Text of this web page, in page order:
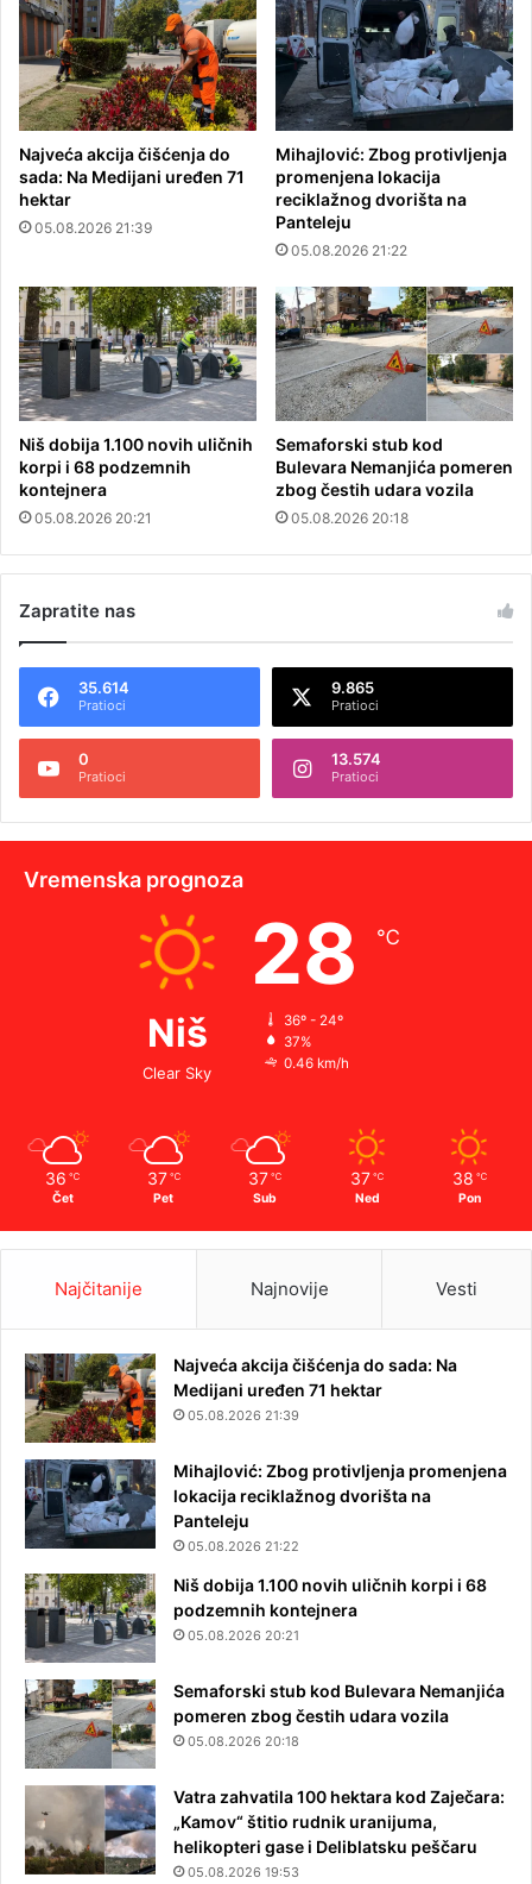
Najveća akcija čišćenja do
sada: Na Medijani uređen 71
hektar
05.08.2026 21:39
Mihajlović: Zbog protivljenja
promenjena lokacija
reciklažnog dvorišta na
Panteleju
05.08.2026 21:22
Niš dobija 1.100 novih uličnih
korpi i 68 podzemnih
kontejnera
05.08.2026 20:21
Semaforski stub kod
Bulevara Nemanjića pomeren
zbog čestih udara vozila
05.08.2026 20:18
Zapratite nas
35.614
Pratioci
9.865
Pratioci
0
Pratioci
13.574
Pratioci
Vremenska prognoza
Niš
Clear Sky
28 ℃
36º - 24º
37%
0.46 km/h
36 ℃
Čet
37 ℃
Pet
37 ℃
Sub
37 ℃
Ned
38 ℃
Pon
Najčitanije Najnovije Vesti
Najveća akcija čišćenja do sada: Na
Medijani uređen 71 hektar
05.08.2026 21:39
Mihajlović: Zbog protivljenja promenjena
lokacija reciklažnog dvorišta na
Panteleju
05.08.2026 21:22
Niš dobija 1.100 novih uličnih korpi i 68
podzemnih kontejnera
05.08.2026 20:21
Semaforski stub kod Bulevara Nemanjića
pomeren zbog čestih udara vozila
05.08.2026 20:18
Vatra zahvatila 100 hektara kod Zaječara:
„Kamov“ štitio rudnik uranijuma,
helikopteri gase i Deliblatsku peščaru
05.08.2026 19:53